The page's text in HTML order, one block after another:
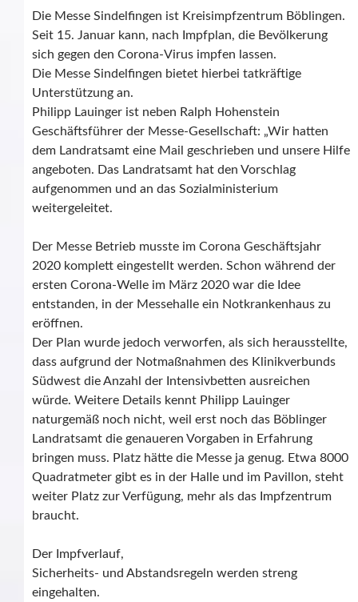
Die Messe Sindelfingen ist Kreisimpfzentrum Böblingen.
Seit 15. Januar kann, nach Impfplan, die Bevölkerung
sich gegen den Corona-Virus impfen lassen.
Die Messe Sindelfingen bietet hierbei tatkräftige
Unterstützung an.
Philipp Lauinger ist neben Ralph Hohenstein
Geschäftsführer der Messe-Gesellschaft: „Wir hatten
dem Landratsamt eine Mail geschrieben und unsere Hilfe
angeboten. Das Landratsamt hat den Vorschlag
aufgenommen und an das Sozialministerium
weitergeleitet.
Der Messe Betrieb musste im Corona Geschäftsjahr
2020 komplett eingestellt werden. Schon während der
ersten Corona-Welle im März 2020 war die Idee
entstanden, in der Messehalle ein Notkrankenhaus zu
eröffnen.
Der Plan wurde jedoch verworfen, als sich herausstellte,
dass aufgrund der Notmaßnahmen des Klinikverbunds
Südwest die Anzahl der Intensivbetten ausreichen
würde. Weitere Details kennt Philipp Lauinger
naturgemäß noch nicht, weil erst noch das Böblinger
Landratsamt die genaueren Vorgaben in Erfahrung
bringen muss. Platz hätte die Messe ja genug. Etwa 8000
Quadratmeter gibt es in der Halle und im Pavillon, steht
weiter Platz zur Verfügung, mehr als das Impfzentrum
braucht.
Der Impfverlauf,
Sicherheits- und Abstandsregeln werden streng
eingehalten.